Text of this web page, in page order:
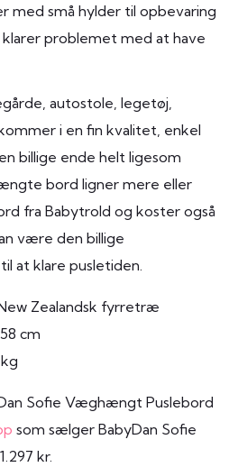
med små hylder til opbevaring
problemet med at have
autostole, legetøj,
i en fin kvalitet, enkel
billige ende helt ligesom
bord ligner mere eller
fra Babytrold og koster også
være den billige
at klare pusletiden.
Zealandsk fyrretræ
cm
Sofie Væghængt Puslebord
som sælger BabyDan Sofie
kr.